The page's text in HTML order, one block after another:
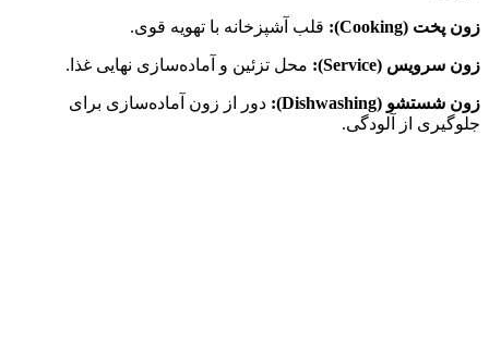
زون پخت (Cooking): قلب آشپزخانه با تهویه قوی.
زون سرویس (Service): محل تزئین و آماده‌سازی نهایی غذا.
زون شستشو (Dishwashing):
دور از زون آماده‌سازی برای
جلوگیری از آلودگی.